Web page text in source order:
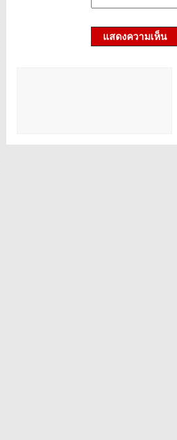
แสดงความเห็น